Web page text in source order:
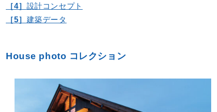
［4］ 設計コンセプト
［5］ 建築データ
House photo コレクション